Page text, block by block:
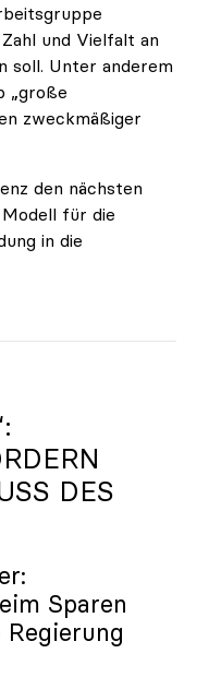
und Vielfalt an
soll. Unter anderem
„große
zweckmäßiger
den nächsten
für die
in die
Für
DES
Sparen